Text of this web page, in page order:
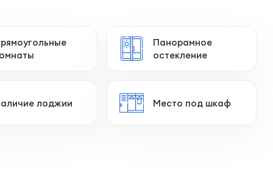
Панорамное
остекление
лоджии Место под шкаф